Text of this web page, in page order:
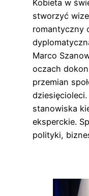
Kobieta w
stworzyć
romantyczny
Marco
oczach
przemian
stanowiska
eksperckie.
polityki,